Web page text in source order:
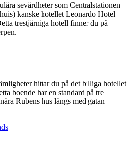
sevärdheter som Centralstationen
kanske hotellet Leonardo Hotel
trestjärniga hotell finner du på
hittar du på det billiga hotellet
boende har en standard på tre
Rubens hus längs med gatan